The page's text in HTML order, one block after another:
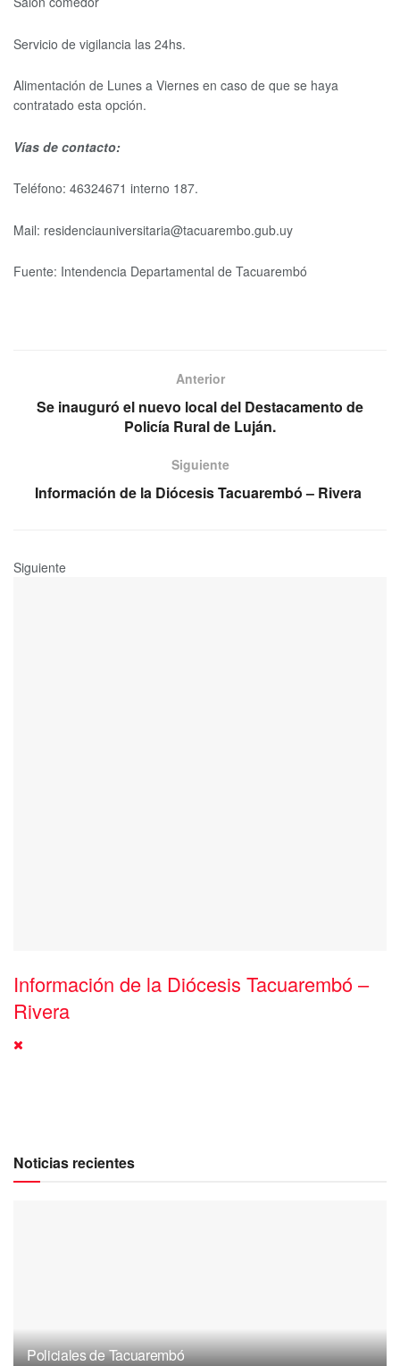
Servicio de vigilancia las 24hs.
Alimentación de Lunes a Viernes en caso de que se haya
contratado esta opción.
Vías de contacto:
Teléfono: 46324671 interno 187.
Mail: residenciauniversitaria@tacuarembo.gub.uy
Fuente: Intendencia Departamental de Tacuarembó
Anterior
Se inauguró el nuevo local del Destacamento de
Policía Rural de Luján.
Siguiente
Información de la Diócesis Tacuarembó – Rivera
Siguiente
Información de la Diócesis Tacuarembó –
Rivera
Noticias recientes
Policiales de Tacuarembó